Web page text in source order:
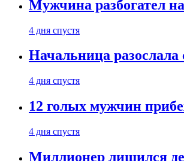
Мужчина разбогател
4 дня спустя
Начальница разослала
4 дня спустя
12 голых мужчин
4 дня спустя
Миллионер лишился